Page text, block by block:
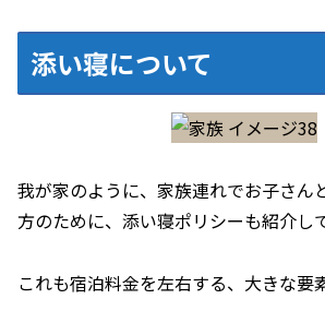
添い寝について
我が家のように、家族連れでお子さん
方のために、添い寝ポリシーも紹介し
これも宿泊料金を左右する、大きな要